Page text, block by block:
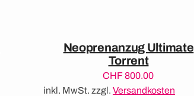
Neoprenanzug Ultimate
Torrent
CHF800.00
inkl. MwSt. zzgl. Versandkosten